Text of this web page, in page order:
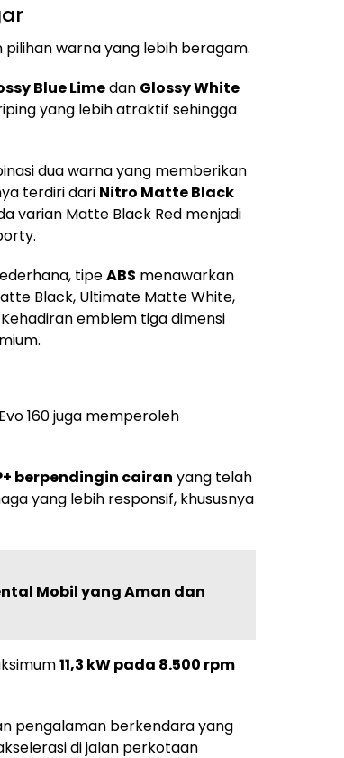
pilihan warna yang lebih beragam.
Blue Limedan Glossy White
yang lebih atraktif sehingga
dua warna yang memberikan
terdiri dari Nitro Matte Black
varian Matte Black Red menjadi
tipeABS menawarkan
Black, Ultimate Matte White,
emblem tiga dimensi
160 juga memperoleh
berpendingin cairan yang telah
yang lebih responsif, khususnya
Mobil yang Aman dan
11,3 kW pada 8.500 rpm
pengalaman berkendara yang
di jalan perkotaan